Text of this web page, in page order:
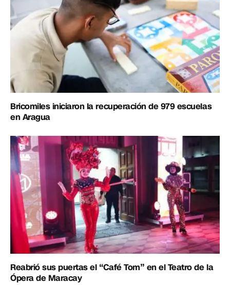
Bricomiles iniciaron la recuperación de 979 escuelas
en Aragua
Reabrió sus puertas el “Café Tom” en el Teatro de la
Ópera de Maracay